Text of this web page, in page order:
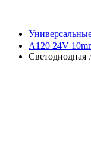
A120 24V
Светодиодная